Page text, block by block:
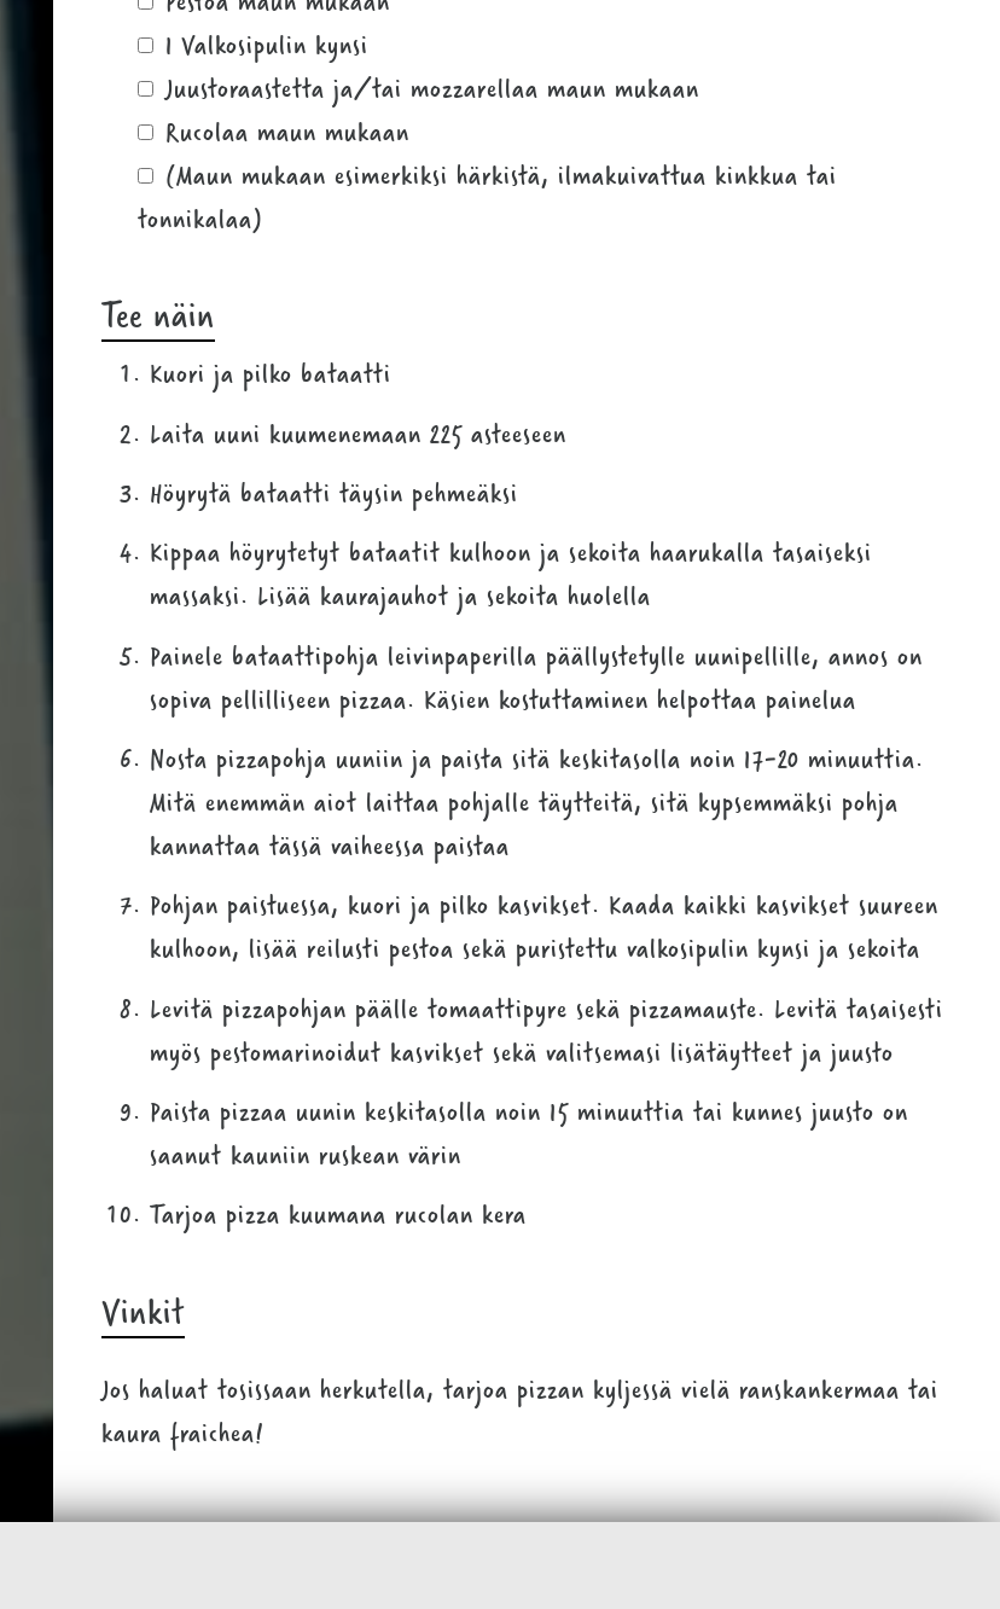
1 Valkosipulin kynsi
Juustoraastetta ja/tai mozzarellaa maun mukaan
Rucolaa maun mukaan
(Maun mukaan esimerkiksi härkistä, ilmakuivattua kinkkua tai
tonnikalaa)
Tee näin
Kuori ja pilko bataatti
Laita uuni kuumenemaan 225 asteeseen
Höyrytä bataatti täysin pehmeäksi
Kippaa höyrytetyt bataatit kulhoon ja sekoita haarukalla tasaiseksi
massaksi. Lisää kaurajauhot ja sekoita huolella
Painele bataattipohja leivinpaperilla päällystetylle uunipellille, annos on
sopiva pellilliseen pizzaa. Käsien kostuttaminen helpottaa painelua
Nosta pizzapohja uuniin ja paista sitä keskitasolla noin 17-20 minuuttia.
Mitä enemmän aiot laittaa pohjalle täytteitä, sitä kypsemmäksi pohja
kannattaa tässä vaiheessa paistaa
Pohjan paistuessa, kuori ja pilko kasvikset. Kaada kaikki kasvikset suureen
kulhoon, lisää reilusti pestoa sekä puristettu valkosipulin kynsi ja sekoita
Levitä pizzapohjan päälle tomaattipyre sekä pizzamauste. Levitä tasaisesti
myös pestomarinoidut kasvikset sekä valitsemasi lisätäytteet ja juusto
Paista pizzaa uunin keskitasolla noin 15 minuuttia tai kunnes juusto on
saanut kauniin ruskean värin
Tarjoa pizza kuumana rucolan kera
Vinkit
Jos haluat tosissaan herkutella, tarjoa pizzan kyljessä vielä ranskankermaa tai
kaura fraichea!